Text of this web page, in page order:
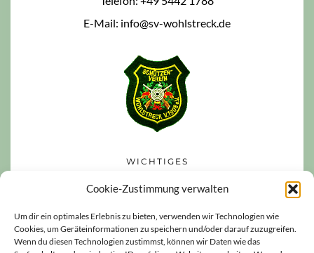
Cookie-Zustimmung verwalten
Um dir ein optimales Erlebnis zu bieten, verwenden wir Technologien wie
Cookies, um Geräteinformationen zu speichern und/oder darauf zuzugreifen.
Wenn du diesen Technologien zustimmst, können wir Daten wie das
E-Mail: info@sv-wohlstreck.de
WICHTIGES
Datenschutzerklärung
Impressum
Haftungsausschluss